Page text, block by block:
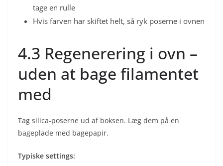
tage en rulle
Hvis farven har skiftet helt, så ryk poserne i ovnen
4.3 Regenerering i ovn –
uden at bage filamentet
med
Tag silica-poserne ud af boksen. Læg dem på en
bageplade med bagepapir.
Typiske settings: